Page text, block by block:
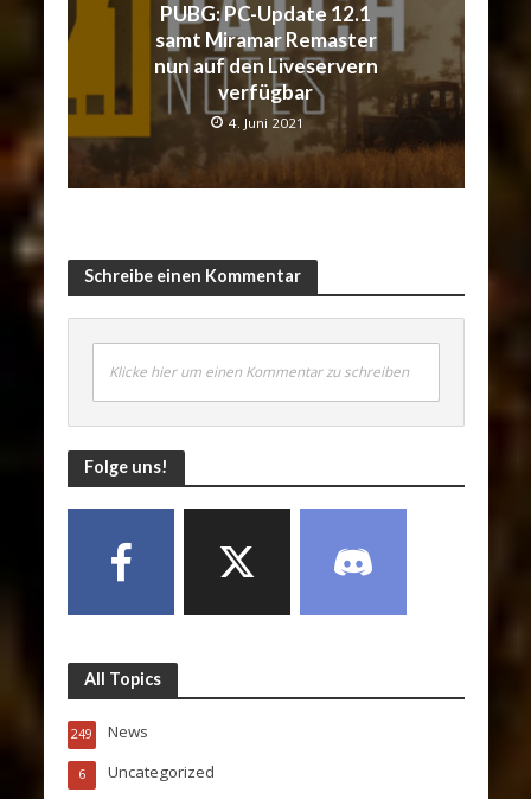
PUBG: PC-Update 12.1
samt Miramar Remaster
nun auf den Liveservern
verfügbar
4. Juni 2021
Schreibe einen Kommentar
Klicke hier um einen Kommentar zu schreiben
Folge uns!
All Topics
News
249
Uncategorized
6